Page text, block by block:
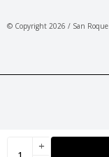
add
© Copyright 2026 / San Roque